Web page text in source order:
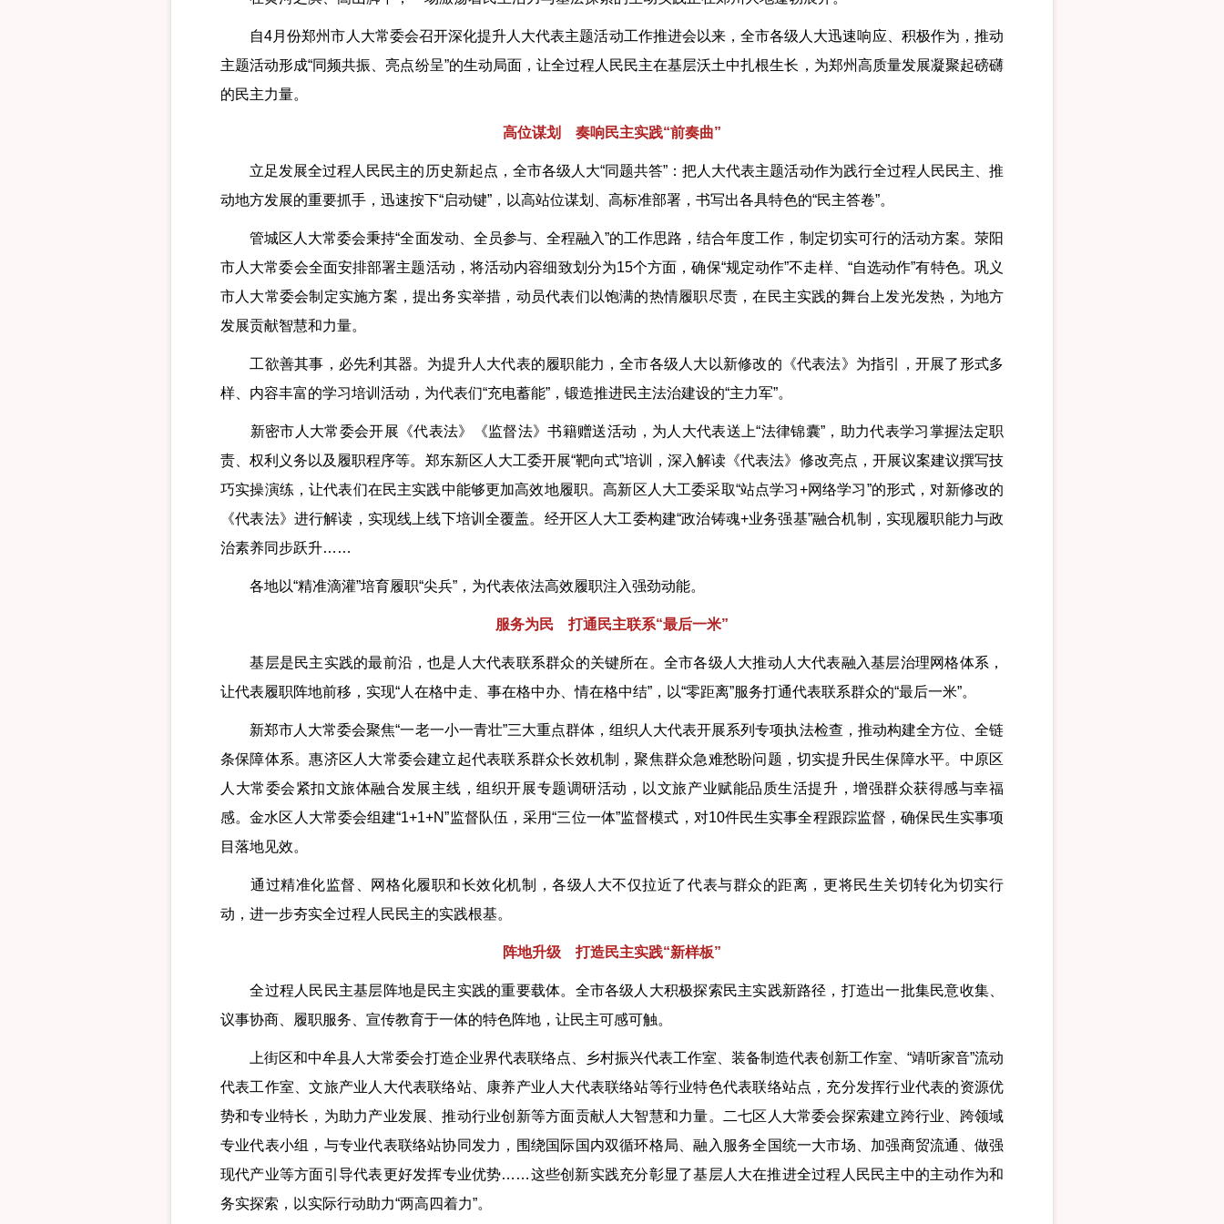
自4月份郑州市人大常委会召开深化提升人大代表主题活动工作推进会以来，全市各级人大迅速响应、积极作为，推动
主题活动形成“同频共振、亮点纷呈”的生动局面，让全过程人民民主在基层沃土中扎根生长，为郑州高质量发展凝聚起磅礴
的民主力量。
高位谋划 奏响民主实践“前奏曲”
立足发展全过程人民民主的历史新起点，全市各级人大“同题共答”：把人大代表主题活动作为践行全过程人民民主、推
动地方发展的重要抓手，迅速按下“启动键”，以高站位谋划、高标准部署，书写出各具特色的“民主答卷”。
管城区人大常委会秉持“全面发动、全员参与、全程融入”的工作思路，结合年度工作，制定切实可行的活动方案。荥阳
市人大常委会全面安排部署主题活动，将活动内容细致划分为15个方面，确保“规定动作”不走样、“自选动作”有特色。巩义
市人大常委会制定实施方案，提出务实举措，动员代表们以饱满的热情履职尽责，在民主实践的舞台上发光发热，为地方
发展贡献智慧和力量。
工欲善其事，必先利其器。为提升人大代表的履职能力，全市各级人大以新修改的《代表法》为指引，开展了形式多
样、内容丰富的学习培训活动，为代表们“充电蓄能”，锻造推进民主法治建设的“主力军”。
新密市人大常委会开展《代表法》《监督法》书籍赠送活动，为人大代表送上“法律锦囊”，助力代表学习掌握法定职
责、权利义务以及履职程序等。郑东新区人大工委开展“靶向式”培训，深入解读《代表法》修改亮点，开展议案建议撰写技
巧实操演练，让代表们在民主实践中能够更加高效地履职。高新区人大工委采取“站点学习+网络学习”的形式，对新修改的
《代表法》进行解读，实现线上线下培训全覆盖。经开区人大工委构建“政治铸魂+业务强基”融合机制，实现履职能力与政
治素养同步跃升……
各地以“精准滴灌”培育履职“尖兵”，为代表依法高效履职注入强劲动能。
服务为民 打通民主联系“最后一米”
基层是民主实践的最前沿，也是人大代表联系群众的关键所在。全市各级人大推动人大代表融入基层治理网格体系，
让代表履职阵地前移，实现“人在格中走、事在格中办、情在格中结”，以“零距离”服务打通代表联系群众的“最后一米”。
新郑市人大常委会聚焦“一老一小一青壮”三大重点群体，组织人大代表开展系列专项执法检查，推动构建全方位、全链
条保障体系。惠济区人大常委会建立起代表联系群众长效机制，聚焦群众急难愁盼问题，切实提升民生保障水平。中原区
人大常委会紧扣文旅体融合发展主线，组织开展专题调研活动，以文旅产业赋能品质生活提升，增强群众获得感与幸福
感。金水区人大常委会组建“1+1+N”监督队伍，采用“三位一体”监督模式，对10件民生实事全程跟踪监督，确保民生实事项
目落地见效。
通过精准化监督、网格化履职和长效化机制，各级人大不仅拉近了代表与群众的距离，更将民生关切转化为切实行
动，进一步夯实全过程人民民主的实践根基。
阵地升级 打造民主实践“新样板”
全过程人民民主基层阵地是民主实践的重要载体。全市各级人大积极探索民主实践新路径，打造出一批集民意收集、
议事协商、履职服务、宣传教育于一体的特色阵地，让民主可感可触。
上街区和中牟县人大常委会打造企业界代表联络点、乡村振兴代表工作室、装备制造代表创新工作室、“靖听家音”流动
代表工作室、文旅产业人大代表联络站、康养产业人大代表联络站等行业特色代表联络站点，充分发挥行业代表的资源优
势和专业特长，为助力产业发展、推动行业创新等方面贡献人大智慧和力量。二七区人大常委会探索建立跨行业、跨领域
专业代表小组，与专业代表联络站协同发力，围绕国际国内双循环格局、融入服务全国统一大市场、加强商贸流通、做强
现代产业等方面引导代表更好发挥专业优势……这些创新实践充分彰显了基层人大在推进全过程人民民主中的主动作为和
务实探索，以实际行动助力“两高四着力”。